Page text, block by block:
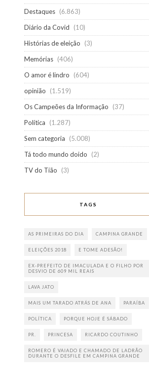
Destaques (6.863)
Diário da Covid
(10)
Histórias de eleição
(3)
Memórias (406)
O amor é lindro
(604)
opinião
(1.519)
Os Campeões da Informação
(37)
Política
(1.287)
Sem categoria
(5.008)
Tá todo mundo doido
(2)
TV do Tião
(3)
TAGS
AS PRIMEIRAS DO DIA CAMPINA GRANDE
ELEIÇÕES 2018 E TOME ADESÃO!
EX-PREFEITO DE IMACULADA E O FILHO POR
DESVIO DE 609 MIL REAIS
LAVA JATO
MAIS UM TARADO ATRÁS DE ANA PARAÍBA
POLÍTICA PORQUE HOJE É SÁBADO
PR. PRINCESA RICARDO COUTINHO
ROMERO É VAIADO E CHAMADO DE LADRÃO
DURANTE O DESFILE EM CAMPINA GRANDE